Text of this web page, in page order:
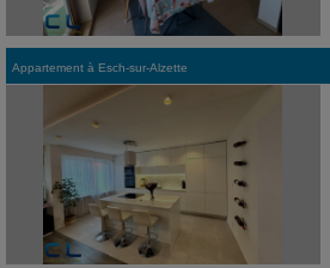
Appartement à Esch-sur-Alzette